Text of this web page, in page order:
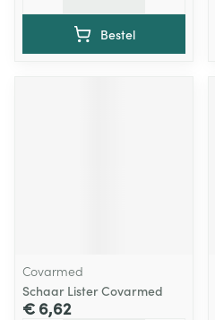
Bestel
Covarmed
Schaar Lister Covarmed
€ 6,62